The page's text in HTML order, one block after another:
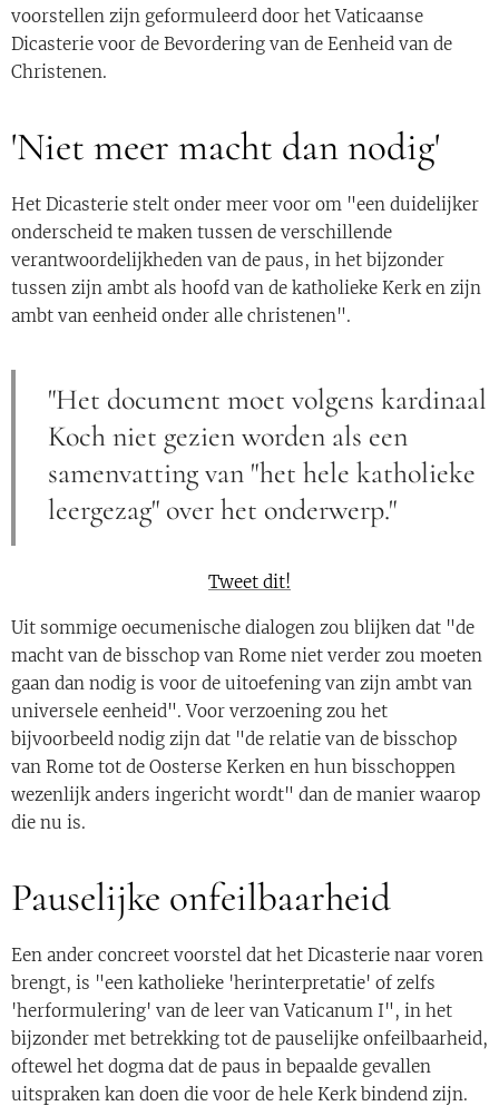
voorstellen zijn geformuleerd door het Vaticaanse
Dicasterie voor de Bevordering van de Eenheid van de
Christenen.
'Niet meer macht dan nodig'
Het Dicasterie stelt onder meer voor om "een duidelijker
onderscheid te maken tussen de verschillende
verantwoordelijkheden van de paus, in het bijzonder
tussen zijn ambt als hoofd van de katholieke Kerk en zijn
ambt van eenheid onder alle christenen".
"Het document moet volgens kardinaal
Koch niet gezien worden als een
samenvatting van "het hele katholieke
leergezag" over het onderwerp."
Tweet dit!
Uit sommige oecumenische dialogen zou blijken dat "de
macht van de bisschop van Rome niet verder zou moeten
gaan dan nodig is voor de uitoefening van zijn ambt van
universele eenheid". Voor verzoening zou het
bijvoorbeeld nodig zijn dat "de relatie van de bisschop
van Rome tot de Oosterse Kerken en hun bisschoppen
wezenlijk anders ingericht wordt" dan de manier waarop
die nu is.
Pauselijke onfeilbaarheid
Een ander concreet voorstel dat het Dicasterie naar voren
brengt, is "een katholieke 'herinterpretatie' of zelfs
'herformulering' van de leer van Vaticanum I", in het
bijzonder met betrekking tot de pauselijke onfeilbaarheid,
oftewel het dogma dat de paus in bepaalde gevallen
uitspraken kan doen die voor de hele Kerk bindend zijn.